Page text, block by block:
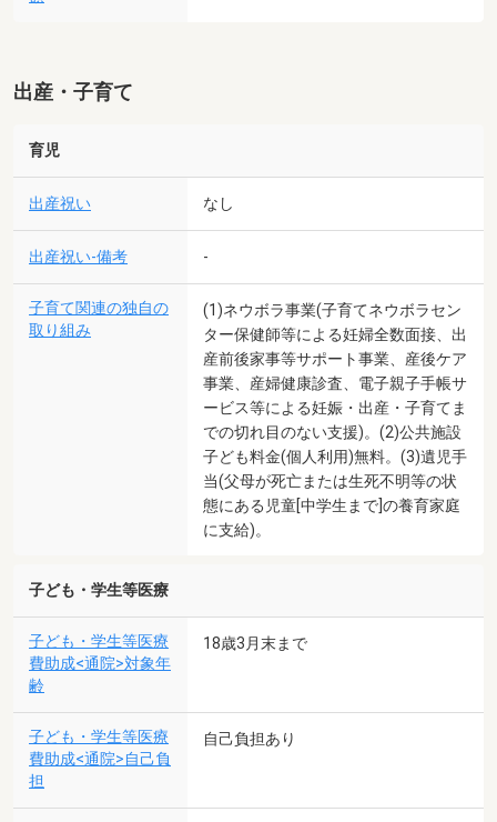
出産・子育て
育児
出産祝い なし
出産祝い-備考 -
子育て関連の独自の
取り組み
(1)ネウボラ事業(子育てネウボラセン
ター保健師等による妊婦全数面接、出
産前後家事等サポート事業、産後ケア
事業、産婦健康診査、電子親子手帳サ
ービス等による妊娠・出産・子育てま
での切れ目のない支援)。(2)公共施設
子ども料金(個人利用)無料。(3)遺児手
当(父母が死亡または生死不明等の状
態にある児童[中学生まで]の養育家庭
に支給)。
子ども・学生等医療
子ども・学生等医療
費助成<通院>対象年
齢
18歳3月末まで
子ども・学生等医療
費助成<通院>自己負
担
自己負担あり